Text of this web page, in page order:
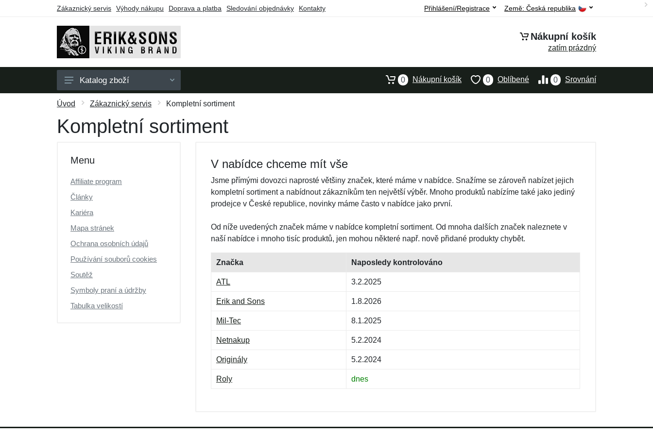
Zákaznický servis Výhody nákupu Doprava a platba Sledování objednávky Kontakty Země: Česká republika
Přihlášení/Registrace
Nákupní košík
zatím prázdný
Pánské
Dámské
Katalog zboží 0 Srovnání
0 Oblíbené
0 Nákupní košík
Úvod Zákaznický servis Kompletní sortiment
Kompletní sortiment
Menu
Affiliate program
Články
Kariéra
Mapa stránek
Ochrana osobních údajů
Používání souborů cookies
Soutěž
Symboly praní a údržby
Tabulka velikostí
V nabídce chceme mít vše
Jsme přímými dovozci naprosté většiny značek, které máme v nabídce. Snažíme se zároveň nabízet jejich
kompletní sortiment a nabídnout zákazníkům ten největší výběr. Mnoho produktů nabízíme také jako jediný
prodejce v České republice, novinky máme často v nabídce jako první.
Od níže uvedených značek máme v nabídce kompletní sortiment. Od mnoha dalších značek naleznete v
naší nabídce i mnoho tisíc produktů, jen mohou některé např. nově přidané produkty chybět.
Značka Naposledy kontrolováno
ATL 3.2.2025
Erik and Sons 1.8.2026
Mil-Tec 8.1.2025
Netnakup 5.2.2024
Originály 5.2.2024
Roly dnes